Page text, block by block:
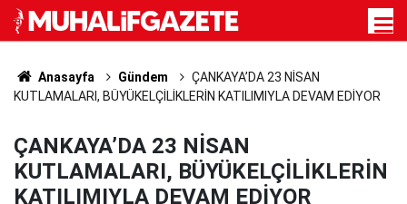
Anasayfa Gündem
ÇANKAYA’DA 23 NİSAN
KUTLAMALARI, BÜYÜKELÇİLİKLERİN KATILIMIYLA DEVAM EDİYOR
ÇANKAYA’DA 23 NİSAN
KUTLAMALARI, BÜYÜKELÇİLİKLERİN
KATILIMIYLA DEVAM EDİYOR